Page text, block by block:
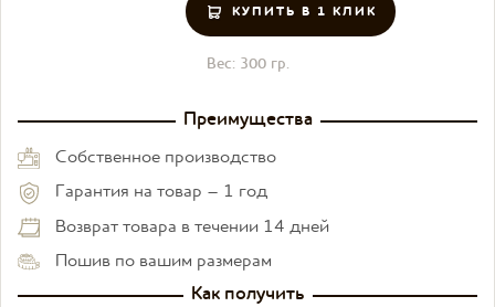
КУПИТЬ В 1 КЛИК
Вес: 300 гр.
Преимущества
Собственное производство
Гарантия на товар – 1 год
Возврат товара в течении 14 дней
Пошив по вашим размерам
Как получить